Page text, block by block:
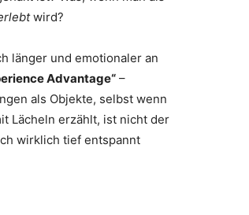
wird?
länger und emotionaler an
Advantage“ –
als Objekte, selbst wenn
Lächeln erzählt, ist nicht der
wirklich tief entspannt